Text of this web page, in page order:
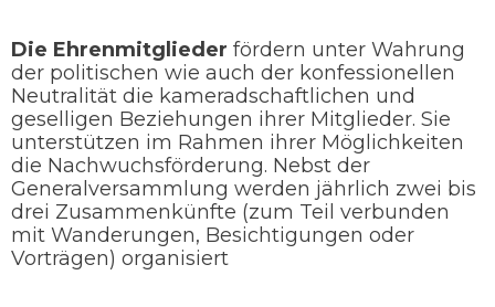
Die Ehrenmitglieder fördern unter Wahrung
der politischen wie auch der konfessionellen
Neutralität die kameradschaftlichen und
geselligen Beziehungen ihrer Mitglieder. Sie
unterstützen im Rahmen ihrer Möglichkeiten
die Nachwuchsförderung. Nebst der
Generalversammlung werden jährlich zwei bis
drei Zusammenkünfte (zum Teil verbunden
mit Wanderungen, Besichtigungen oder
Vorträgen) organisiert